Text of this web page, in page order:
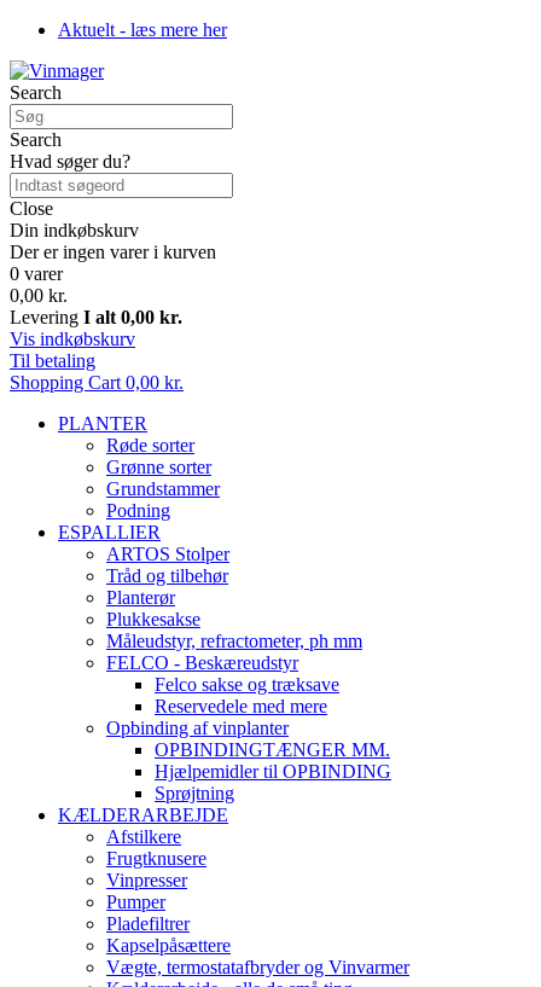
Aktuelt - læs mere her
Search
Search
Hvad søger du?
Close
Din indkøbskurv
Der er ingen varer i kurven
0 varer
0,00 kr.
Levering I alt 0,00 kr.
Vis indkøbskurv
Til betaling
Shopping Cart 0,00 kr.
PLANTER
Røde sorter
Grønne sorter
Grundstammer
Podning
ESPALLIER
ARTOS Stolper
Tråd og tilbehør
Planterør
Plukkesakse
Måleudstyr, refractometer, ph mm
FELCO - Beskæreudstyr
Felco sakse og træksave
Reservedele med mere
Opbinding af vinplanter
OPBINDINGTÆNGER MM.
Hjælpemidler til OPBINDING
Sprøjtning
KÆLDERARBEJDE
Afstilkere
Frugtknusere
Vinpresser
Pumper
Pladefiltrer
Kapselpåsættere
Vægte, termostatafbryder og Vinvarmer